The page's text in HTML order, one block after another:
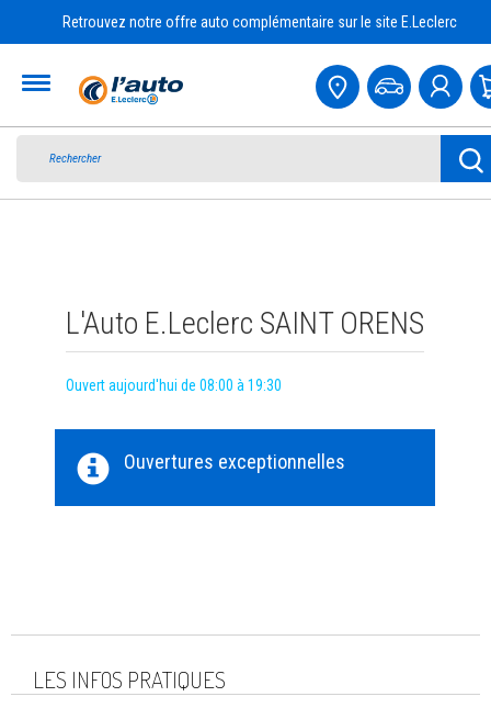
Retrouvez notre offre auto complémentaire sur le site E.Leclerc
L'Auto E.Leclerc SAINT ORENS
Ouvert aujourd'hui de 08:00 à 19:30
Ouvertures exceptionnelles
LES INFOS PRATIQUES